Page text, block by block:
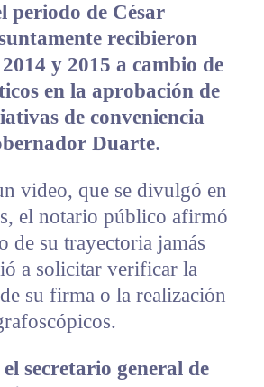
periodo de César
recibieron
y 2015 a cambio de
en la aprobación de
de conveniencia
Duarte.
video, que se divulgó en
el notario público afirmó
de su trayectoria jamás
a solicitar verificar la
su firma o la realización
secretario general de